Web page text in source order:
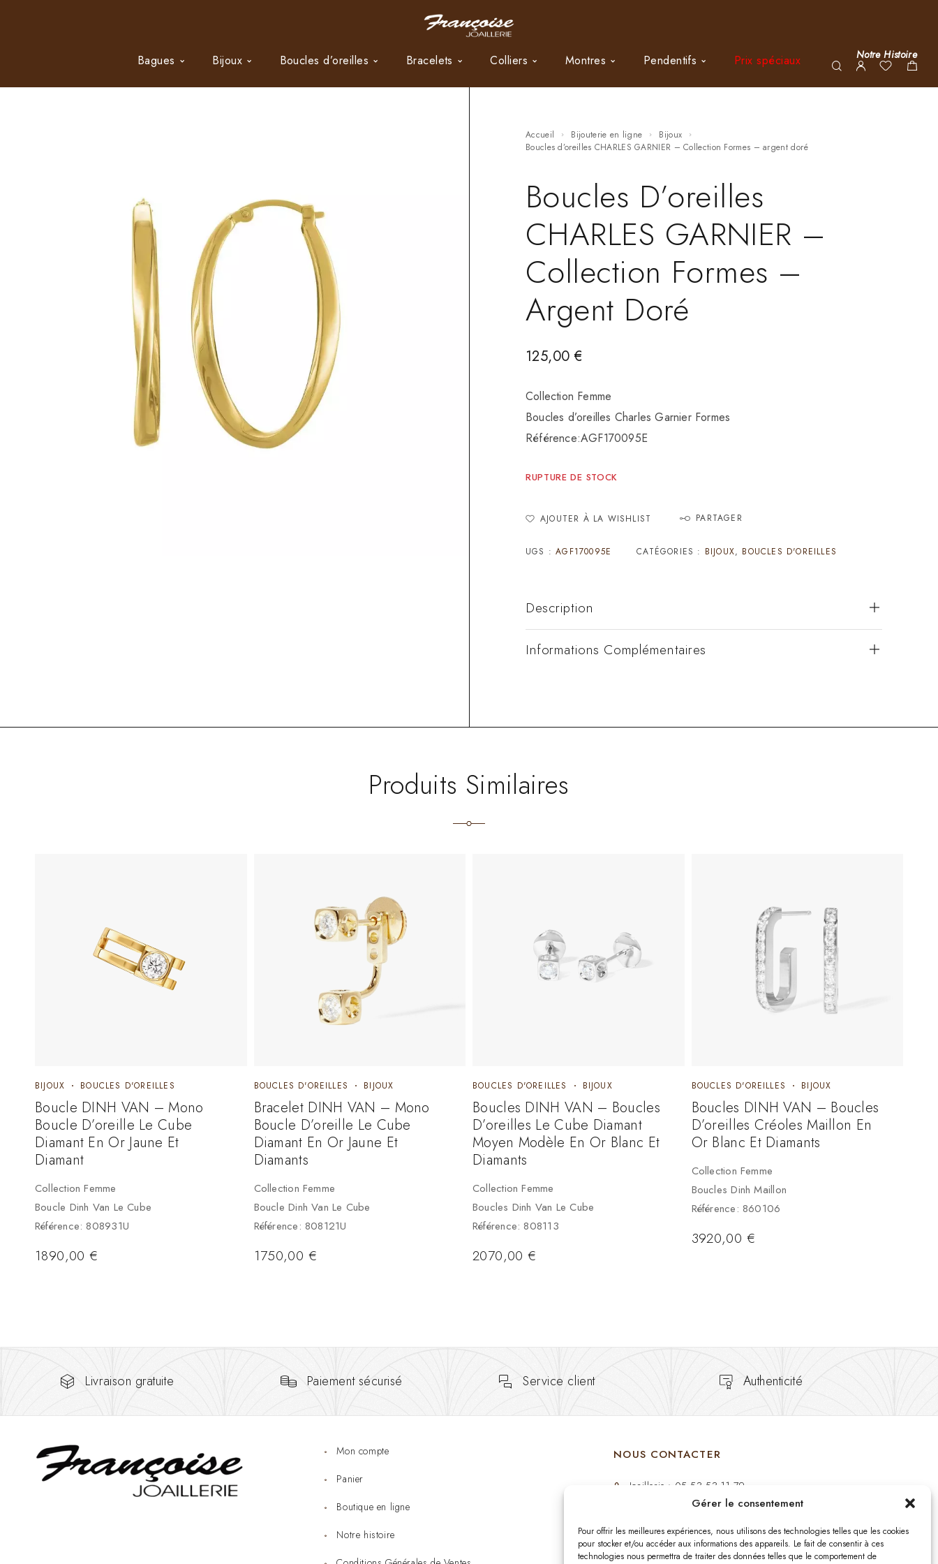
Gérer le consentement
Pour offrir les meilleures expériences, nous utilisons des technologies telles que les cookies
pour stocker et/ou accéder aux informations des appareils. Le fait de consentir à ces
technologies nous permettra de traiter des données telles que le comportement de
Bagues Bijoux Boucles d’oreilles Bracelets Colliers Montres Pendentifs Prix spéciaux Notre Histoire
Accueil Bijouterie en ligne
Bijoux
Boucles d’oreilles CHARLES GARNIER – Collection Formes – argent doré
Boucles D’oreilles
CHARLES GARNIER –
Collection Formes –
Argent Doré
125,00€
Collection Femme
Boucles d’oreilles Charles Garnier Formes
Référence:AGF170095E
RUPTURE DE STOCK
AJOUTER À LA WISHLIST PARTAGER
UGS :AGF170095E CATÉGORIES : BIJOUX, BOUCLES D'OREILLES
Description
Informations Complémentaires
Produits Similaires
BIJOUX BOUCLES D'OREILLES
Boucle DINH VAN – Mono
Boucle D’oreille Le Cube
Diamant En Or Jaune Et
Diamant
Collection Femme
Boucle Dinh Van Le Cube
Référence: 808931U
1890,00€
BOUCLES D'OREILLES BIJOUX
Bracelet DINH VAN – Mono
Boucle D’oreille Le Cube
Diamant En Or Jaune Et
Diamants
Collection Femme
Boucle Dinh Van Le Cube
Référence: 808121U
1750,00 €
BOUCLES D'OREILLES BIJOUX
Boucles DINH VAN – Boucles
D’oreilles Le Cube Diamant
Moyen Modèle En Or Blanc Et
Diamants
Collection Femme
Boucles Dinh Van Le Cube
Référence: 808113
2070,00€
BOUCLES D'OREILLES BIJOUX
Boucles DINH VAN – Boucles
D’oreilles Créoles Maillon En
Or Blanc Et Diamants
Collection Femme
Boucles Dinh Maillon
Référence: 860106
3920,00 €
Livraison gratuite Paiement sécurisé Service client Authenticité
Mon compte
Panier
Boutique en ligne
Notre histoire
NOUS CONTACTER
Joaillerie : 05 53 53 11 79
Mardi au Samedi: 09:00 - 19:00